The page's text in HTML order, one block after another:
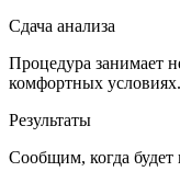
Сдача анализа
Процедура занимает
комфортных условиях.
Результаты
Сообщим, когда будет